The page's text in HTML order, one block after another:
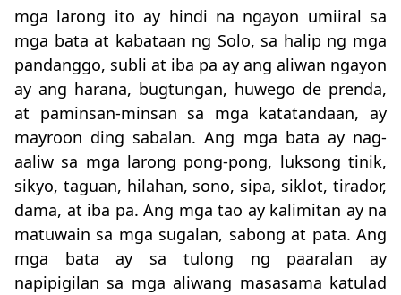
mga larong ito ay hindi na ngayon umiiral sa
mga bata at kabataan ng Solo, sa halip ng mga
pandanggo, subli at iba pa ay ang aliwan ngayon
ay ang harana, bugtungan, huwego de prenda,
at paminsan-minsan sa mga katatandaan, ay
mayroon ding sabalan. Ang mga bata ay nag-
aaliw sa mga larong pong-pong, luksong tinik,
sikyo, taguan, hilahan, sono, sipa, siklot, tirador,
dama, at iba pa. Ang mga tao ay kalimitan ay na
matuwain sa mga sugalan, sabong at pata. Ang
mga bata ay sa tulong ng paaralan ay
napipigilan sa mga aliwang masasama katulad